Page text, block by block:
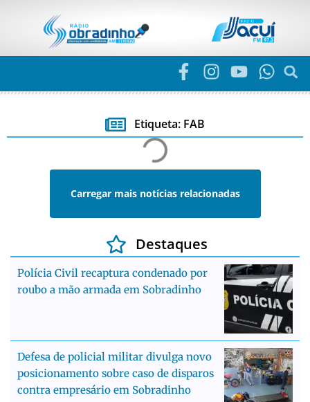
Etiqueta: FAB
Carregar mais notícias relacionadas
Destaques
Polícia Civil recaptura condenado por
roubo a mão armada em Sobradinho
Defesa de policial militar divulga novo
posicionamento sobre caso de disparos
contra empresário em Sobradinho